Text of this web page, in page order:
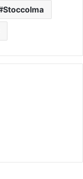
Stoccolma